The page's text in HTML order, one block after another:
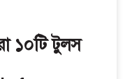
১০টি টুলস